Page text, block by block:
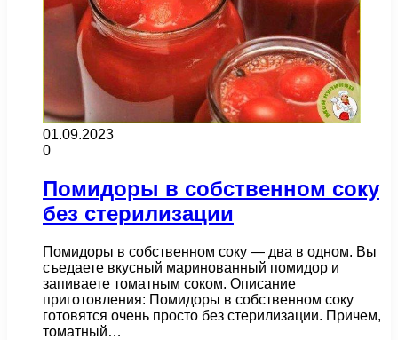
01.09.2023
0
Помидоры в собственном соку
без стерилизации
Помидоры в собственном соку — два в одном. Вы
съедаете вкусный маринованный помидор и
запиваете томатным соком. Описание
приготовления: Помидоры в собственном соку
готовятся очень просто без стерилизации. Причем,
томатный…